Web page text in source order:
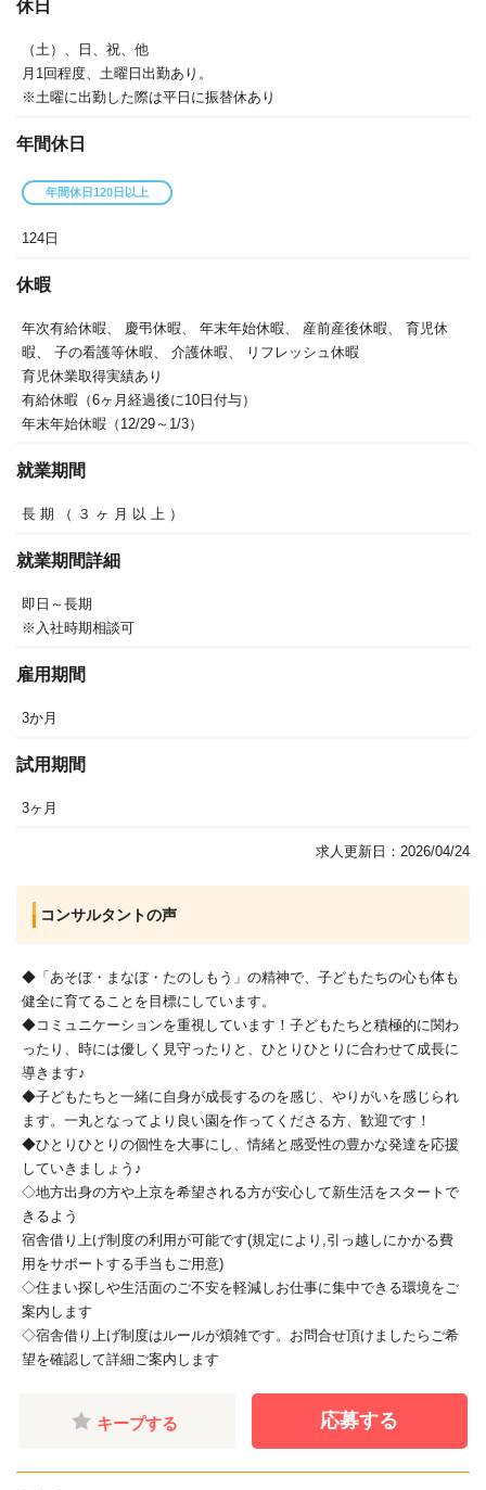
休日
（土）、日、祝、他
月1回程度、土曜日出勤あり。
※土曜に出勤した際は平日に振替休あり
年間休日
年間休日120日以上
124日
休暇
年次有給休暇、 慶弔休暇、 年末年始休暇、 産前産後休暇、
育児休
暇、
子の看護等休暇、 介護休暇、
リフレッシュ休暇
育児休業取得実績あり
有給休暇（6ヶ月経過後に10日付与）
年末年始休暇（12/29～1/3）
就業期間
長 期 （ ３ ヶ 月 以 上 ）
就業期間詳細
即日～長期
※入社時期相談可
雇用期間
3か月
試用期間
3ヶ月
求人更新日：2026/04/24
コンサルタントの声
◆「あそぼ・まなぼ・たのしもう」の精神で、子どもたちの心も体も
健全に育てることを目標にしています。
◆コミュニケーションを重視しています！子どもたちと積極的に関わ
ったり、時には優しく見守ったりと、ひとりひとりに合わせて成長に
導きます♪
◆子どもたちと一緒に自身が成長するのを感じ、やりがいを感じられ
ます。一丸となってより良い園を作ってくださる方、歓迎です！
◆ひとりひとりの個性を大事にし、情緒と感受性の豊かな発達を応援
していきましょう♪
◇地方出身の方や上京を希望される方が安心して新生活をスタートで
きるよう
宿舎借り上げ制度の利用が可能です(規定により,引っ越しにかかる費
用をサポートする手当もご用意)
◇住まい探しや生活面のご不安を軽減しお仕事に集中できる環境をご
案内します
◇宿舎借り上げ制度はルールが煩雑です。お問合せ頂けましたらご希
望を確認して詳細ご案内します
キープする 応募する